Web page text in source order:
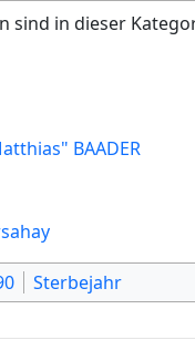
sind in dieser
BAADER
Sterbejahr